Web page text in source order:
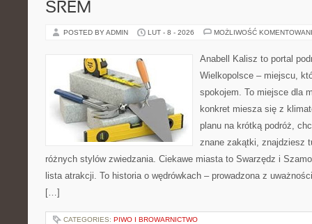
ŚREM
POSTED BY ADMIN LUT - 8 - 2026 MOŻLIWOŚĆ
Anabell Kalisz to portal
Wielkopolsce – miejscu,
spokojem. To miejsce dla
konkret miesza się z
planu na krótką podróż,
znane zakątki, znajdziesz
różnych stylów zwiedzania. Ciekawe miasta to Swarzędz i
lista atrakcji. To historia o wędrówkach – prowadzona z
[…]
CATEGORIES: PIWO I BROWARNICTWO